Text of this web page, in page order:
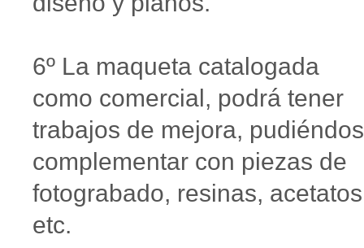
6º La maqueta catalogada
como comercial, podrá tener
trabajos de mejora,
complementar con piezas de
fotograbado, resinas,
etc.